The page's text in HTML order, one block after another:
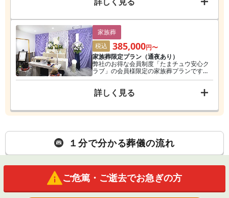
使用料がお得になる会員制度です。
家族葬
税込
385,000円〜
家族葬限定プラン（通夜あり）
弊社のお得な会員制度「たまチュウ安心ク
ラブ」の会員様限定の家族葬プランです。
お通夜と告別式、ご火葬までをお手伝いい
金1万円で葬儀費用や式場使用料がお得にな
る会員制度です。
詳しく見る
１分で分かる葬儀の流れ
ご危篤・ご逝去でお急ぎの方